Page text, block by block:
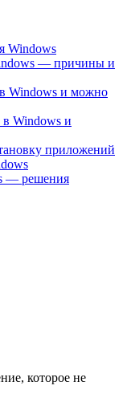
Windows
— причины и
Windows и можно
в Windows и
приложений
— решения
которое не